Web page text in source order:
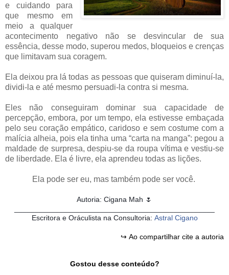
e cuidando para
que mesmo em
meio a qualquer
acontecimento negativo não se desvincular de sua
essência, desse modo, superou medos, bloqueios e crenças
que limitavam sua coragem.
Ela deixou pra lá todas as pessoas que quiseram diminuí-la,
dividi-la e até mesmo persuadi-la contra si mesma.
Eles não conseguiram dominar sua capacidade de
percepção, embora, por um tempo, ela estivesse embaçada
pelo seu coração empático, caridoso e sem costume com a
malícia alheia, pois ela tinha uma “carta na manga”: pegou a
maldade de surpresa, despiu-se da roupa vítima e vestiu-se
de liberdade. Ela é livre, ela aprendeu todas as lições.
Ela pode ser eu, mas também pode ser você.
Autoria: Cigana Mah 🌷
Escritora e Oráculista na Consultoria: Astral Cigano
↪ Ao compartilhar cite a autoria
Gostou desse conteúdo?